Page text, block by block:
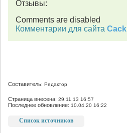
Отзывы:
Comments are disabled
Комментарии для сайта Cackl
Составитель: Редактор
Страница внесена: 29.11.13 16:57
Последнее обновление: 10.04.20 16:22
Список источников